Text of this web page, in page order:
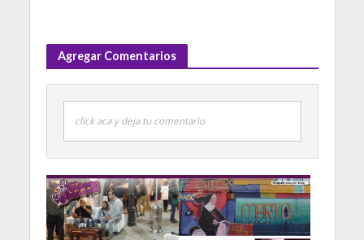
Agregar Comentarios
click aca y deja tu comentario